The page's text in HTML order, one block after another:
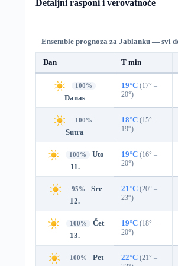
Detaljni rasponi i verovatnoće
Ensemble prognoza za Jablanku — svi
Dan T min
100%
Danas
19°C (17° –
20°)
100%
Sutra
18°C (15° –
19°)
100%
Uto
11.
19°C (16° –
20°)
95%
Sre
12.
21°C (20° –
23°)
100%
Čet
13.
19°C (18° –
20°)
100%
Pet
22°C (21° –